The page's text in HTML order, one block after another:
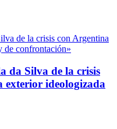
da Silva de la crisis
exterior ideologizada